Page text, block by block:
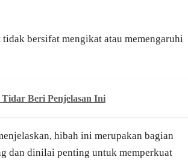
bersifat mengikat atau memengaruhi
Beri Penjelasan Ini
hibah ini merupakan bagian
dan dinilai penting untuk memperkuat